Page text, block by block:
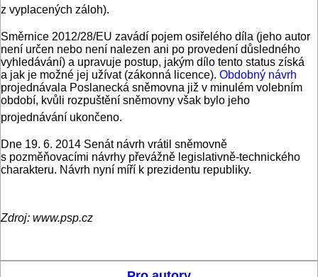
z vyplacených záloh).
Směrnice 2012/28/EU zavádí pojem osiřelého díla (jeho autor
není určen nebo není nalezen ani po provedení důsledného
vyhledávání) a upravuje postup, jakým dílo tento status získá
a jak je možné jej užívat (zákonná licence). Obdobný návrh
projednávala Poslanecká sněmovna již v minulém volebním
období, kvůli rozpuštění sněmovny však bylo jeho
projednávání ukončeno.
Dne 19. 6. 2014 Senát návrh vrátil sněmovně
s pozměňovacími návrhy převážně legislativně-technického
charakteru. Návrh nyní míří k prezidentu republiky.
Zdroj: www.psp.cz